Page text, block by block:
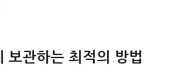
보관하는 최적의 방법